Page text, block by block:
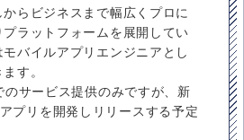
らビジネスまで幅広くプロに
ラットフォームを展開してい
バイルアプリエンジニアとし
す。
サービス提供のみですが、新
プリを開発しリリースする予定